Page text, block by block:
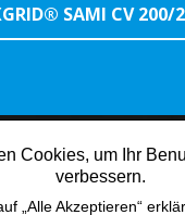
SAMI CV 200/
Cookies, um Ihr
verbessern.
„Alle Akzeptieren“